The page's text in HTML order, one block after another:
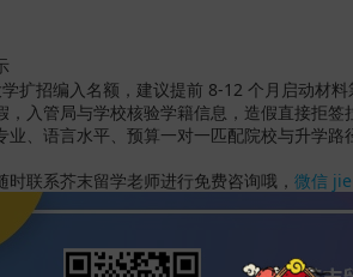
扩招编入名额，建议提前 8-12 个月启动材
，入管局与学校核验学籍信息，造假直接拒签
业、语言水平、预算一对一匹配院校与升学
时联系芥末留学老师进行免费咨询哦， 微信